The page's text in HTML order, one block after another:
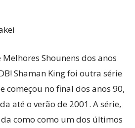
Shounens dos anos
Shaman King foi outra série
começou no final dos anos 90,
até o verão de 2001. A série,
como como um dos últimos